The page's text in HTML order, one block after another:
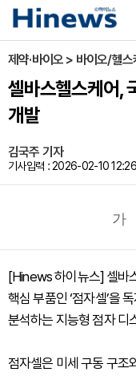
제약·바이오 > 바이오/헬스
셀바스헬스케어,
개발
김국주 기자
기사입력 : 2026-02-10 12:26
가
[Hinews 하이뉴스] 셀바
핵심 부품인 ‘점자셀’을
분석하는 지능형 점자 디
점자셀은 미세 구동 구조